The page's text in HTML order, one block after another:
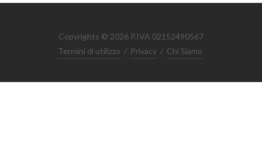
Copyrights © 2026 P.IVA 02152490567
Termini di utilizzo / Privacy / Chi Siamo